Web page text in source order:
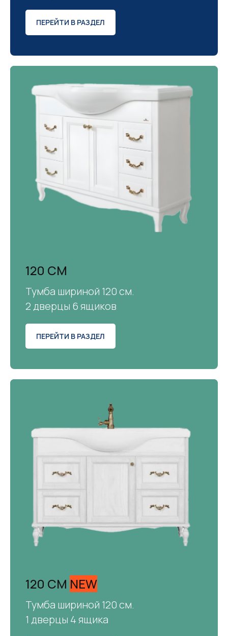
ПЕРЕЙТИ В РАЗДЕЛ
120 СМ
Тумба шириной 120 см.
2 дверцы 6 ящиков
ПЕРЕЙТИ В РАЗДЕЛ
120 СМ NEW
Тумба шириной 120 см.
1 дверцы 4 ящика